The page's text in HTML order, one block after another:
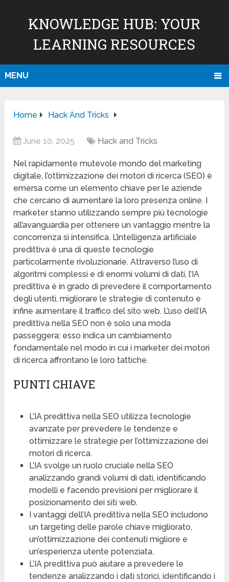
KNOWLEDGE HUB: YOUR
LEARNING RESOURCES
MENU
Home Hack And Tricks
June 10, 2025 Hack and Tricks
Nel rapidamente mutevole mondo del marketing
digitale, l’ottimizzazione dei motori di ricerca (SEO) è
emersa come un elemento chiave per le aziende
che cercano di aumentare la loro presenza online. I
marketer stanno utilizzando sempre più tecnologie
all’avanguardia per ottenere un vantaggio mentre la
concorrenza si intensifica. L’intelligenza artificiale
predittiva è una di queste tecnologie
particolarmente rivoluzionarie. Attraverso l’uso di
algoritmi complessi e di enormi volumi di dati, l’IA
predittiva è in grado di prevedere il comportamento
degli utenti, migliorare le strategie di contenuto e
infine aumentare il traffico del sito web. L’uso dell’IA
predittiva nella SEO non è solo una moda
passeggera; esso indica un cambiamento
fondamentale nel modo in cui i marketer dei motori
di ricerca affrontano le loro tattiche.
PUNTI CHIAVE
L’IA predittiva nella SEO utilizza tecnologie
avanzate per prevedere le tendenze e
ottimizzare le strategie per l’ottimizzazione dei
motori di ricerca.
L’IA svolge un ruolo cruciale nella SEO
analizzando grandi volumi di dati, identificando
modelli e facendo previsioni per migliorare il
posizionamento dei siti web.
I vantaggi dell’IA predittiva nella SEO includono
un targeting delle parole chiave migliorato,
un’ottimizzazione dei contenuti migliore e
un’esperienza utente potenziata.
L’IA predittiva può aiutare a prevedere le
tendenze analizzando i dati storici, identificando i